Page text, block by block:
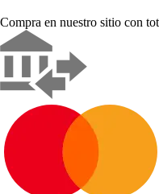
Compra en nuestro sitio con